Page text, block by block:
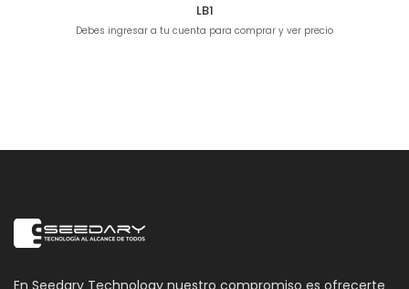
LB1
Debes ingresar a tu cuenta para comprar y ver precio
En Seedary Technology nuestro compromiso es ofrecerte